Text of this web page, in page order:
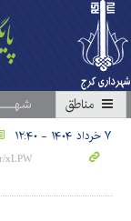
مناطق
۷ خرداد ۱۴۰۴ - ۱۲:۴۰